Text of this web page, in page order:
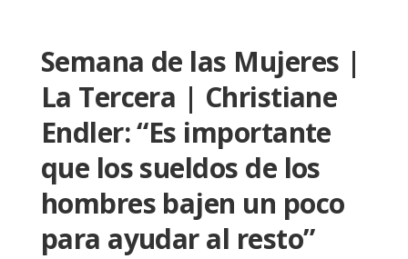
Semana de las Mujeres |
La Tercera | Christiane
Endler: “Es importante
que los sueldos de los
hombres bajen un poco
para ayudar al resto”